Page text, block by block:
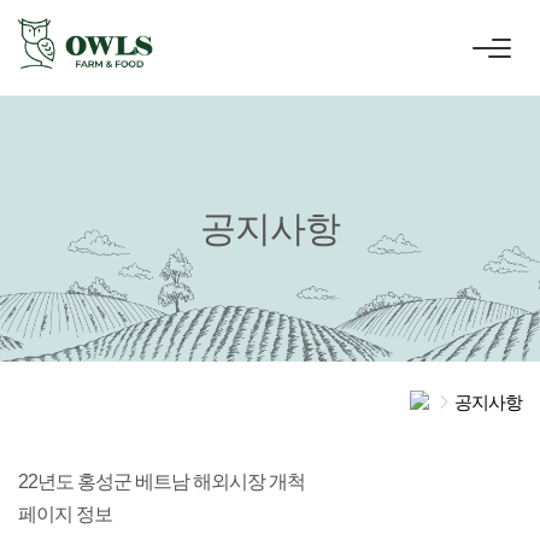
공지사항
공지사항
22년도 홍성군 베트남 해외시장 개척
페이지 정보